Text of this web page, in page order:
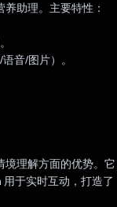
助理。主要特性：
音/图片）。
境理解方面的优势。它
于实时互动，打造了